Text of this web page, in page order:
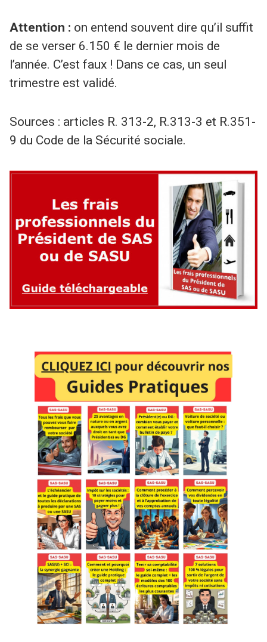
Attention : on entend souvent dire qu’il suffit
de se verser 6.150 € le dernier mois de
l’année. C’est faux ! Dans ce cas, un seul
trimestre est validé.
Sources : articles R. 313-2, R.313-3 et R.351-
9 du Code de la Sécurité sociale.